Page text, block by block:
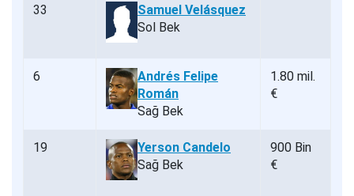
33
Samuel Velásquez
Sol Bek
6
Andrés Felipe
Román
Sağ Bek
1.80 mil.
€
19
Yerson Candelo
Sağ Bek
900 Bin
€